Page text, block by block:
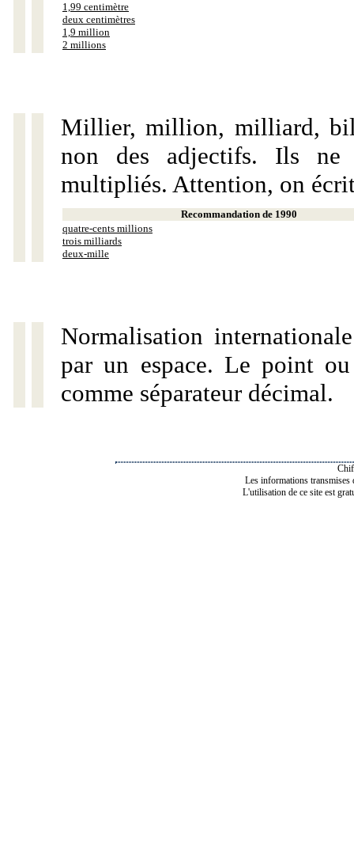
1,99 centimètre
deux centimètres
1,9 million
2 millions
Millier, million, milliard,
non des adjectifs. Ils ne
multipliés. Attention, on
Recommandation de 1990
quatre-cents millions
trois milliards
deux-mille
Normalisation
par un espace. Le point
comme séparateur décimal.
Les informations transmises
L'utilisation de ce site est